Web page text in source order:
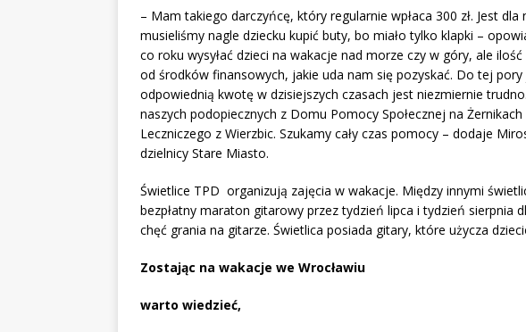
– Mam takiego darczyńcę, który regularnie wpłaca 300 zł. Jest dla
musieliśmy nagle dziecku kupić buty, bo miało tylko klapki –
co roku wysyłać dzieci na wakacje nad morze czy w góry, ale
od środków finansowych, jakie uda nam się pozyskać. Do tej pory
odpowiednią kwotę w dzisiejszych czasach jest niezmiernie
naszych podopiecznych z Domu Pomocy Społecznej na
Leczniczego z Wierzbic. Szukamy cały czas pomocy – dodaje
dzielnicy Stare Miasto.
Świetlice TPD organizują zajęcia w wakacje. Między innymi
bezpłatny maraton gitarowy przez tydzień lipca i tydzień sierpnia
chęć grania na gitarze. Świetlica posiada gitary, które użycza
Zostając na wakacje we Wrocławiu
warto wiedzieć,